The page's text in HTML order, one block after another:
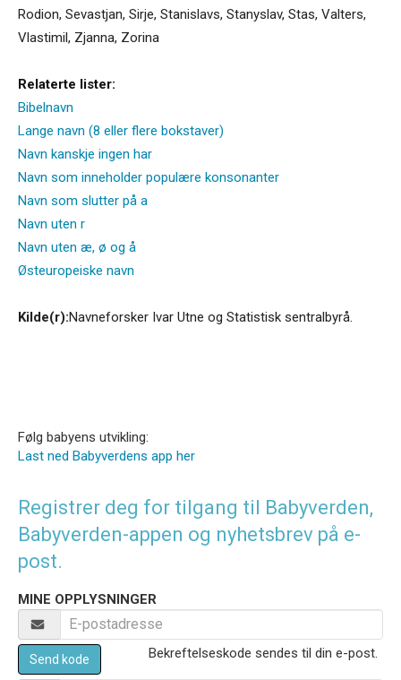
Rodion, Sevastjan, Sirje, Stanislavs, Stanyslav, Stas, Valters,
Vlastimil, Zjanna, Zorina
Relaterte lister:
Bibelnavn
Lange navn (8 eller flere bokstaver)
Navn kanskje ingen har
Navn som inneholder populære konsonanter
Navn som slutter på a
Navn uten r
Navn uten æ, ø og å
Østeuropeiske navn
Kilde(r):Navneforsker Ivar Utne og Statistisk sentralbyrå.
Følg babyens utvikling:
Last ned Babyverdens app her
Registrer deg for tilgang til Babyverden,
Babyverden-appen og nyhetsbrev på e-
post.
MINE OPPLYSNINGER
Send kode Bekreftelseskode sendes til din e-post.